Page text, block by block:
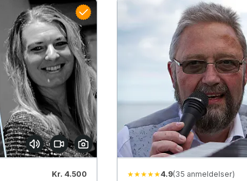
Kr. 4.500 ★★★★★4.9(35 anmeldelser)